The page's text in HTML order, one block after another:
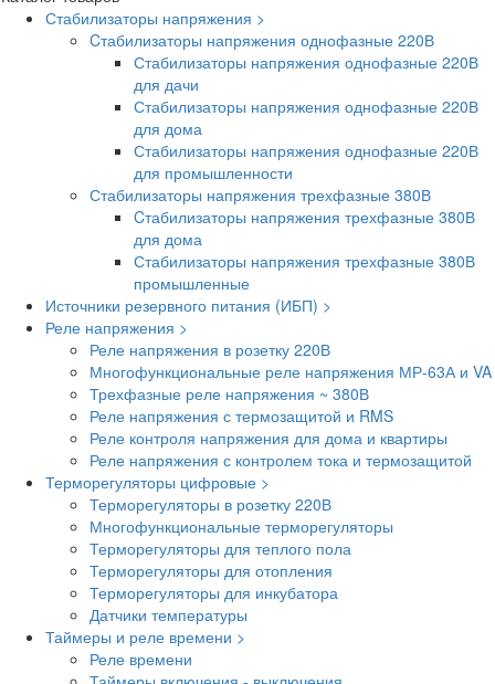
Стабилизаторы напряжения >
Cтабилизаторы напряжения однофазные 220В
Стабилизаторы напряжения однофазные 220В
для дачи
Стабилизаторы напряжения однофазные 220В
для дома
Стабилизаторы напряжения однофазные 220В
для промышленности
Стабилизаторы напряжения трехфазные 380В
Cтабилизаторы напряжения трехфазные 380В
для дома
Стабилизаторы напряжения трехфазные 380В
промышленные
Источники резервного питания (ИБП) >
Реле напряжения >
Реле напряжения в розетку 220В
Многофункциональные реле напряжения МР-63А и VA
Трехфазные реле напряжения ~ 380В
Реле напряжения с термозащитой и RMS
Реле контроля напряжения для дома и квартиры
Реле напряжения с контролем тока и термозащитой
Терморегуляторы цифровые >
Терморегуляторы в розетку 220В
Многофункциональные терморегуляторы
Терморегуляторы для теплого пола
Терморегуляторы для отопления
Терморегуляторы для инкубатора
Датчики температуры
Таймеры и реле времени >
Реле времени